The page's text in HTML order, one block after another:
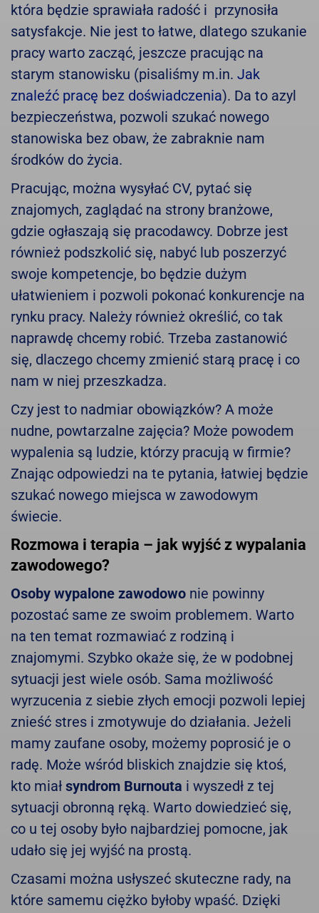
która będzie sprawiała radość i przynosiła
satysfakcje. Nie jest to łatwe, dlatego szukanie
pracy warto zacząć, jeszcze pracując na
starym stanowisku (pisaliśmy m.in. Jak
znaleźć pracę bez doświadczenia). Da to azyl
bezpieczeństwa, pozwoli szukać nowego
stanowiska bez obaw, że zabraknie nam
środków do życia.
Pracując, można wysyłać CV, pytać się
znajomych, zaglądać na strony branżowe,
gdzie ogłaszają się pracodawcy. Dobrze jest
również podszkolić się, nabyć lub poszerzyć
swoje kompetencje, bo będzie dużym
ułatwieniem i pozwoli pokonać konkurencje na
rynku pracy. Należy również określić, co tak
naprawdę chcemy robić. Trzeba zastanowić
się, dlaczego chcemy zmienić starą pracę i co
nam w niej przeszkadza.
Czy jest to nadmiar obowiązków? A może
nudne, powtarzalne zajęcia? Może powodem
wypalenia są ludzie, którzy pracują w firmie?
Znając odpowiedzi na te pytania, łatwiej będzie
szukać nowego miejsca w zawodowym
świecie.
Rozmowa i terapia – jak wyjść z wypalania
zawodowego?
Osoby wypalone zawodowo nie powinny
pozostać same ze swoim problemem. Warto
na ten temat rozmawiać z rodziną i
znajomymi. Szybko okaże się, że w podobnej
sytuacji jest wiele osób. Sama możliwość
wyrzucenia z siebie złych emocji pozwoli lepiej
znieść stres i zmotywuje do działania. Jeżeli
mamy zaufane osoby, możemy poprosić je o
radę. Może wśród bliskich znajdzie się ktoś,
kto miał syndrom Burnouta i wyszedł z tej
sytuacji obronną ręką. Warto dowiedzieć się,
co u tej osoby było najbardziej pomocne, jak
udało się jej wyjść na prostą.
Czasami można usłyszeć skuteczne rady, na
które samemu ciężko byłoby wpaść. Dzięki